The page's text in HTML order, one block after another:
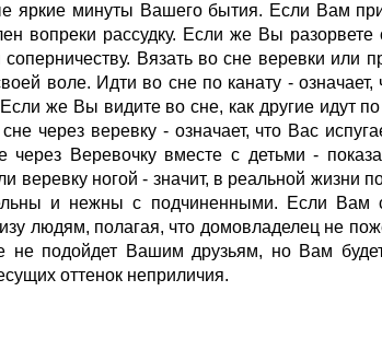
яркие минуты Вашего бытия. Если Вам
вопреки рассудку. Если же Вы
Вязать во сне веревки или
воле. Идти во сне по канату - означает,
же Вы видите во сне, как другие идут
через веревку - означает, что Вас
Веревочку вместе с детьми -
веревку ногой - значит, в реальной жизни
и нежны с подчиненными. Если Вам
людям, полагая, что домовладелец не
не подойдет Вашим друзьям, но Вам
оттенок неприличия.